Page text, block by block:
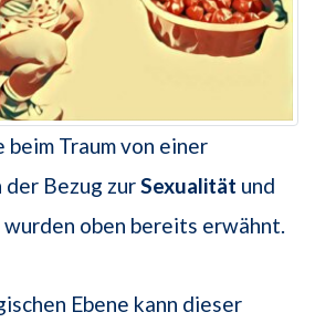
Traum von einer
der Bezug zurSexualität und
wurden oben bereits erwähnt.
Ebene kann dieser